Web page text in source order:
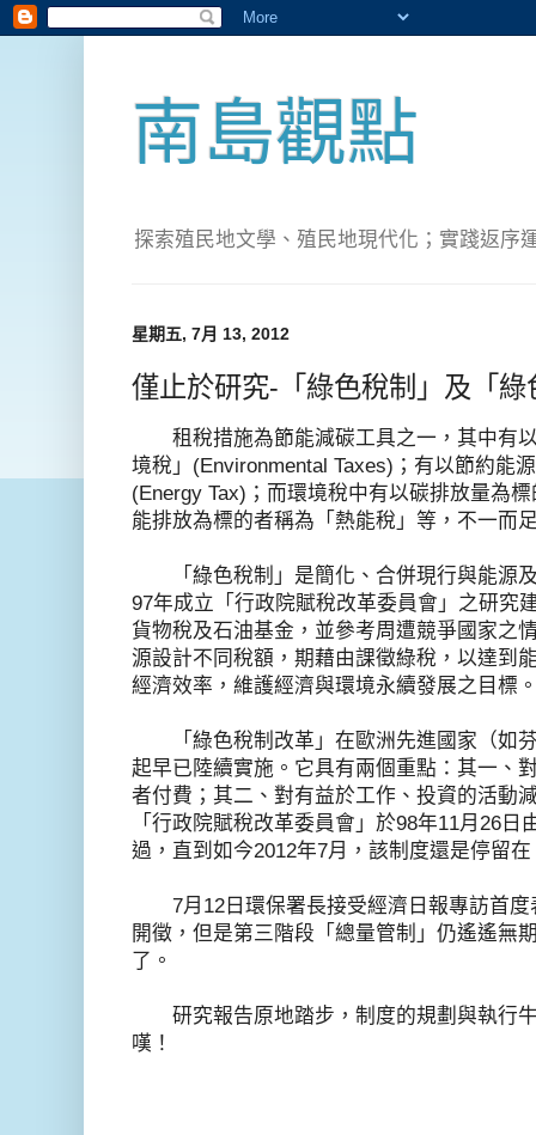
南島觀點
探索殖民地文學、殖民地現代化；實踐返序
星期五, 7月 13, 2012
僅止於研究-「綠色稅制」及「
租稅措施為節能減碳工具之一，其中有
境稅」(Environmental Taxes)；有以節約能
(Energy Tax)；而環境稅中有以碳排放量為
能排放為標的者稱為「熱能稅」等，不一而
「綠色稅制」是簡化、合併現行與能源
97年成立「行政院賦稅改革委員會」之研究
貨物稅及石油基金，並參考周遭競爭國家之
源設計不同稅額，期藉由課徵綠稅，以達到
經濟效率，維護經濟與環境永續發展之目標
「綠色稅制改革」在歐洲先進國家（如芬
起早已陸續實施。它具有兩個重點：其一、
者付費；其二、對有益於工作、投資的活動
「行政院賦稅改革委員會」於98年11月26
過，直到如今2012年7月，該制度還是停留
7月12日環保署長接受經濟日報專訪首度
開徵，但是第三階段「總量管制」仍遙遙無
了。
研究報告原地踏步，制度的規劃與執行
嘆！